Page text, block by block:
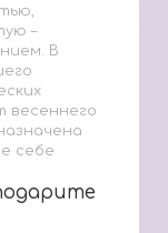
–
В
весеннего
себе